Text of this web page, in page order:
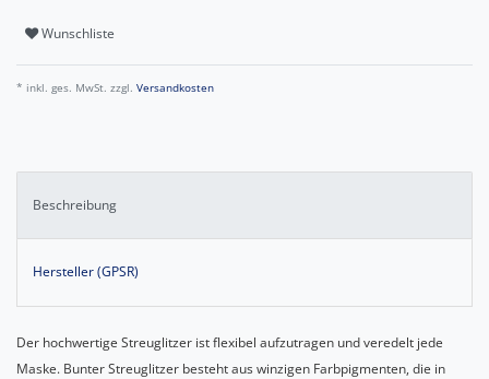
Wunschliste
* inkl. ges. MwSt. zzgl. Versandkosten
Beschreibung
Hersteller (GPSR)
Der hochwertige Streuglitzer ist flexibel aufzutragen und veredelt jede
Maske. Bunter Streuglitzer besteht aus winzigen Farbpigmenten, die in